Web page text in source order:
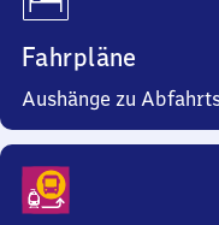
Fahrpläne
Aushänge zu